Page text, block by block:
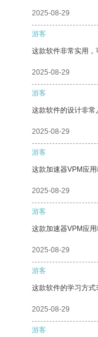
2025-08-29
游客
这款软件非常实用，
2025-08-29
游客
这款软件的设计非常
2025-08-29
游客
这款加速器VPM应
2025-08-29
游客
这款加速器VPM应
2025-08-29
游客
这款软件的学习方式
2025-08-29
游客